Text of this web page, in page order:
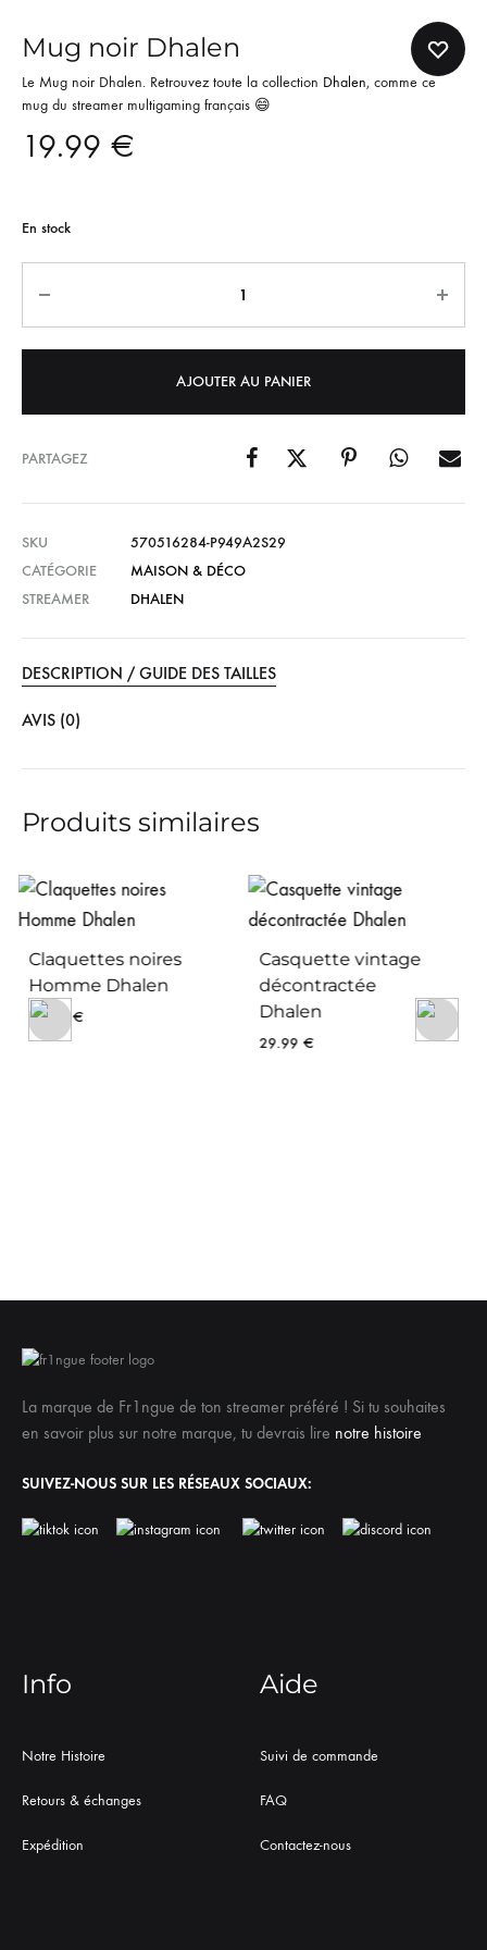
Mug noir Dhalen
Le Mug noir Dhalen. Retrouvez toute la collection Dhalen, comme ce
mug du streamer multigaming français 😄
19.99 €
En stock
AJOUTER AU PANIER
PARTAGEZ
SKU
570516284-P949A2S29
CATÉGORIE
MAISON & DÉCO
STREAMER
DHALEN
DESCRIPTION / GUIDE DES TAILLES
AVIS (0)
Produits similaires
Casquette vintage
décontractée
Dhalen
29.99
La marque de Fr1ngue de ton streamer préféré ! Si tu souhaites
en savoir plus sur notre marque, tu devrais lire notre histoire
SUIVEZ-NOUS SUR LES RÉSEAUX SOCIAUX:
Info
Notre Histoire
Retours & échanges
Expédition
Aide
Suivi de commande
FAQ
Contactez-nous